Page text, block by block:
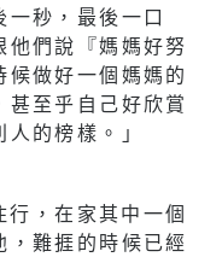
一秒，最後一口
們說『媽媽好努
候做好一個媽媽的
甚至乎自己好欣賞
的榜樣。」
，在家其中一個
，難捱的時候已經